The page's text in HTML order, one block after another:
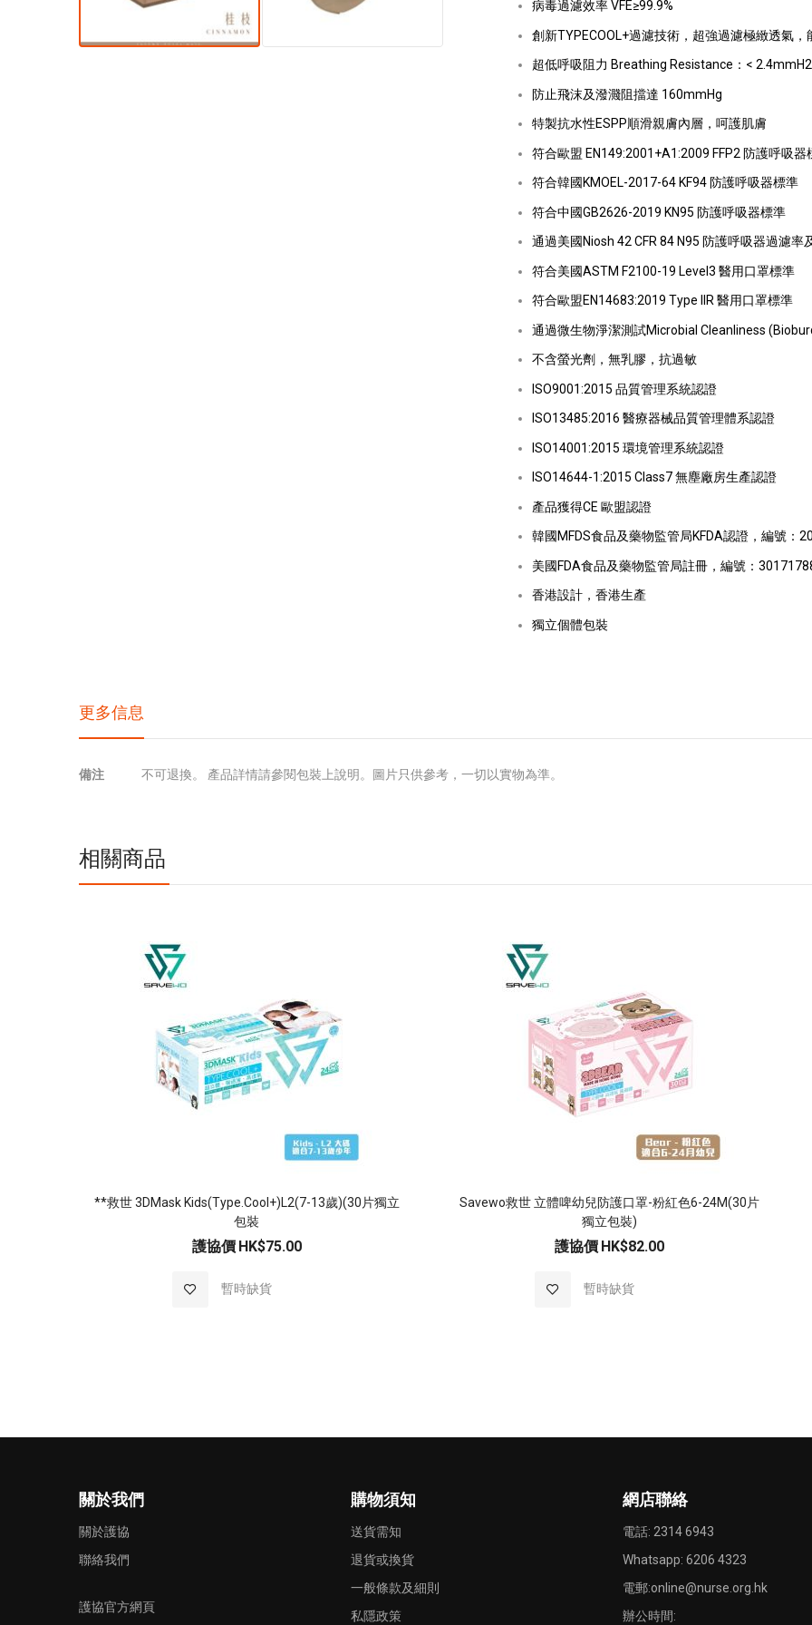
病毒過濾效率 VFE≥99.9%
創新TYPECOOL+過濾技術，超強過濾極緻透氣
超低呼吸阻力 Breathing Resistance：<
防止飛沫及潑濺阻擋達 160mmHg
特製抗水性ESPP順滑親膚內層，呵護肌膚
符合歐盟 EN149:2001+A1:2009 FFP2 防護呼吸器
符合韓國KMOEL-2017-64 KF94 防護呼吸器標準
符合中國GB2626-2019 KN95 防護呼吸器標準
通過美國Niosh 42 CFR 84 N95 防護呼吸器過濾率
符合美國ASTM F2100-19 Level3 醫用口罩標準
符合歐盟EN14683:2019 Type IIR 醫用口罩標準
通過微生物淨潔測試Microbial Cleanliness
不含螢光劑，無乳膠，抗過敏
ISO9001:2015 品質管理系統認證
ISO13485:2016 醫療器械品質管理體系認證
ISO14001:2015 環境管理系統認證
ISO14644-1:2015 Class7 無塵廠房生產認證
產品獲得CE 歐盟認證
韓國MFDS食品及藥物監管局KFDA認證，編號：
美國FDA食品及藥物監管局註冊，編號：
香港設計，香港生產
獨立個體包裝
更多信息
更
備注 不可退換。 產品詳情請參閱包裝上說明。圖片只供參考，一切以實物為準。
相關商品
**救世 3DMask Kids(Type.Cool+)L2(7-13歲)(30片獨立
包裝
護協價 HK$75.00
暫時缺貨
加
望
Savewo救世 立體啤幼兒防護口罩-粉紅色6-24M(30片
獨立包裝)
護協價 HK$82.00
暫時缺貨
加
望
關於我們
關於護協
聯絡我們
護協官方網頁
購物須知
送貨需知
退貨或換貨
一般條款及細則
私隱政策
網店聯絡
電話: 2314 6943
Whatsapp: 6206 4323
電郵:online@nurse.org.hk
辦公時間: